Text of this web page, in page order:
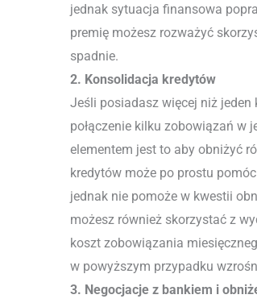
jednak sytuacja finansowa
premię możesz rozważyć
spadnie.
2. Konsolidacja kredytów
Jeśli posiadasz więcej niż
połączenie kilku zobowiązań w
elementem jest to aby obniżyć
kredytów może po prostu
jednak nie pomoże w kwestii
możesz również skorzystać z
koszt zobowiązania
w powyższym przypadku
3. Negocjacje z bankiem i